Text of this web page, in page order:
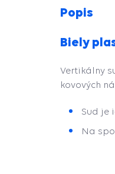
Popis
Biely
Vertikálny
kovových
Sud je
Na